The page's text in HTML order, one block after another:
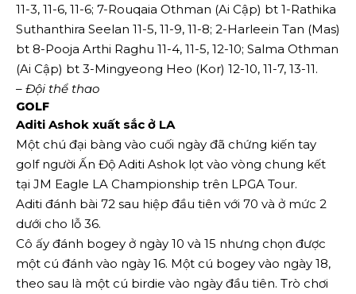
11-3, 11-6, 11-6; 7-Rouqaia Othman (Ai Cập) bt 1-Rathika
Suthanthira Seelan 11-5, 11-9, 11-8; 2-Harleein Tan (Mas)
bt 8-Pooja Arthi Raghu 11-4, 11-5, 12-10; Salma Othman
(Ai Cập) bt 3-Mingyeong Heo (Kor) 12-10, 11-7, 13-11.
– Đội thể thao
GOLF
Aditi Ashok xuất sắc ở LA
Một chú đại bàng vào cuối ngày đã chứng kiến ​​tay
golf người Ấn Độ Aditi Ashok lọt vào vòng chung kết
tại JM Eagle LA Championship trên LPGA Tour.
Aditi đánh bài 72 sau hiệp đầu tiên với 70 và ở mức 2
dưới cho lỗ 36.
Cô ấy đánh bogey ở ngày 10 và 15 nhưng chọn được
một cú đánh vào ngày 16. Một cú bogey vào ngày 18,
theo sau là một cú birdie vào ngày đầu tiên. Trò chơi